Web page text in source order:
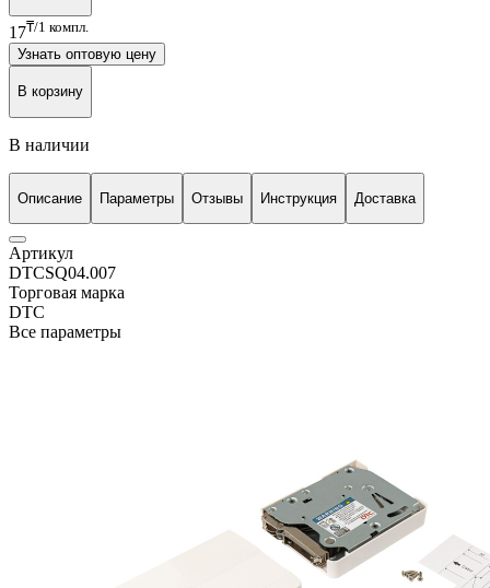
17₸/1 компл.
Узнать оптовую цену
В корзину
В наличии
Описание Параметры Отзывы Инструкция Доставка
Артикул
DTCSQ04.007
Торговая марка
DTC
Все параметры